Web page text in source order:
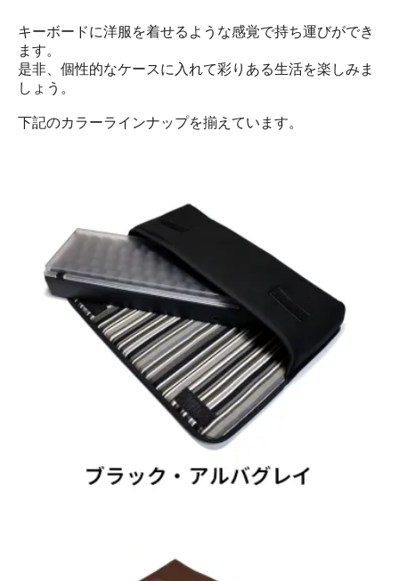
キーボードに洋服を着せるような感覚で持ち運びができ
ます。
是非、個性的なケースに入れて彩りある生活を楽しみま
しょう。
下記のカラーラインナップを揃えています。